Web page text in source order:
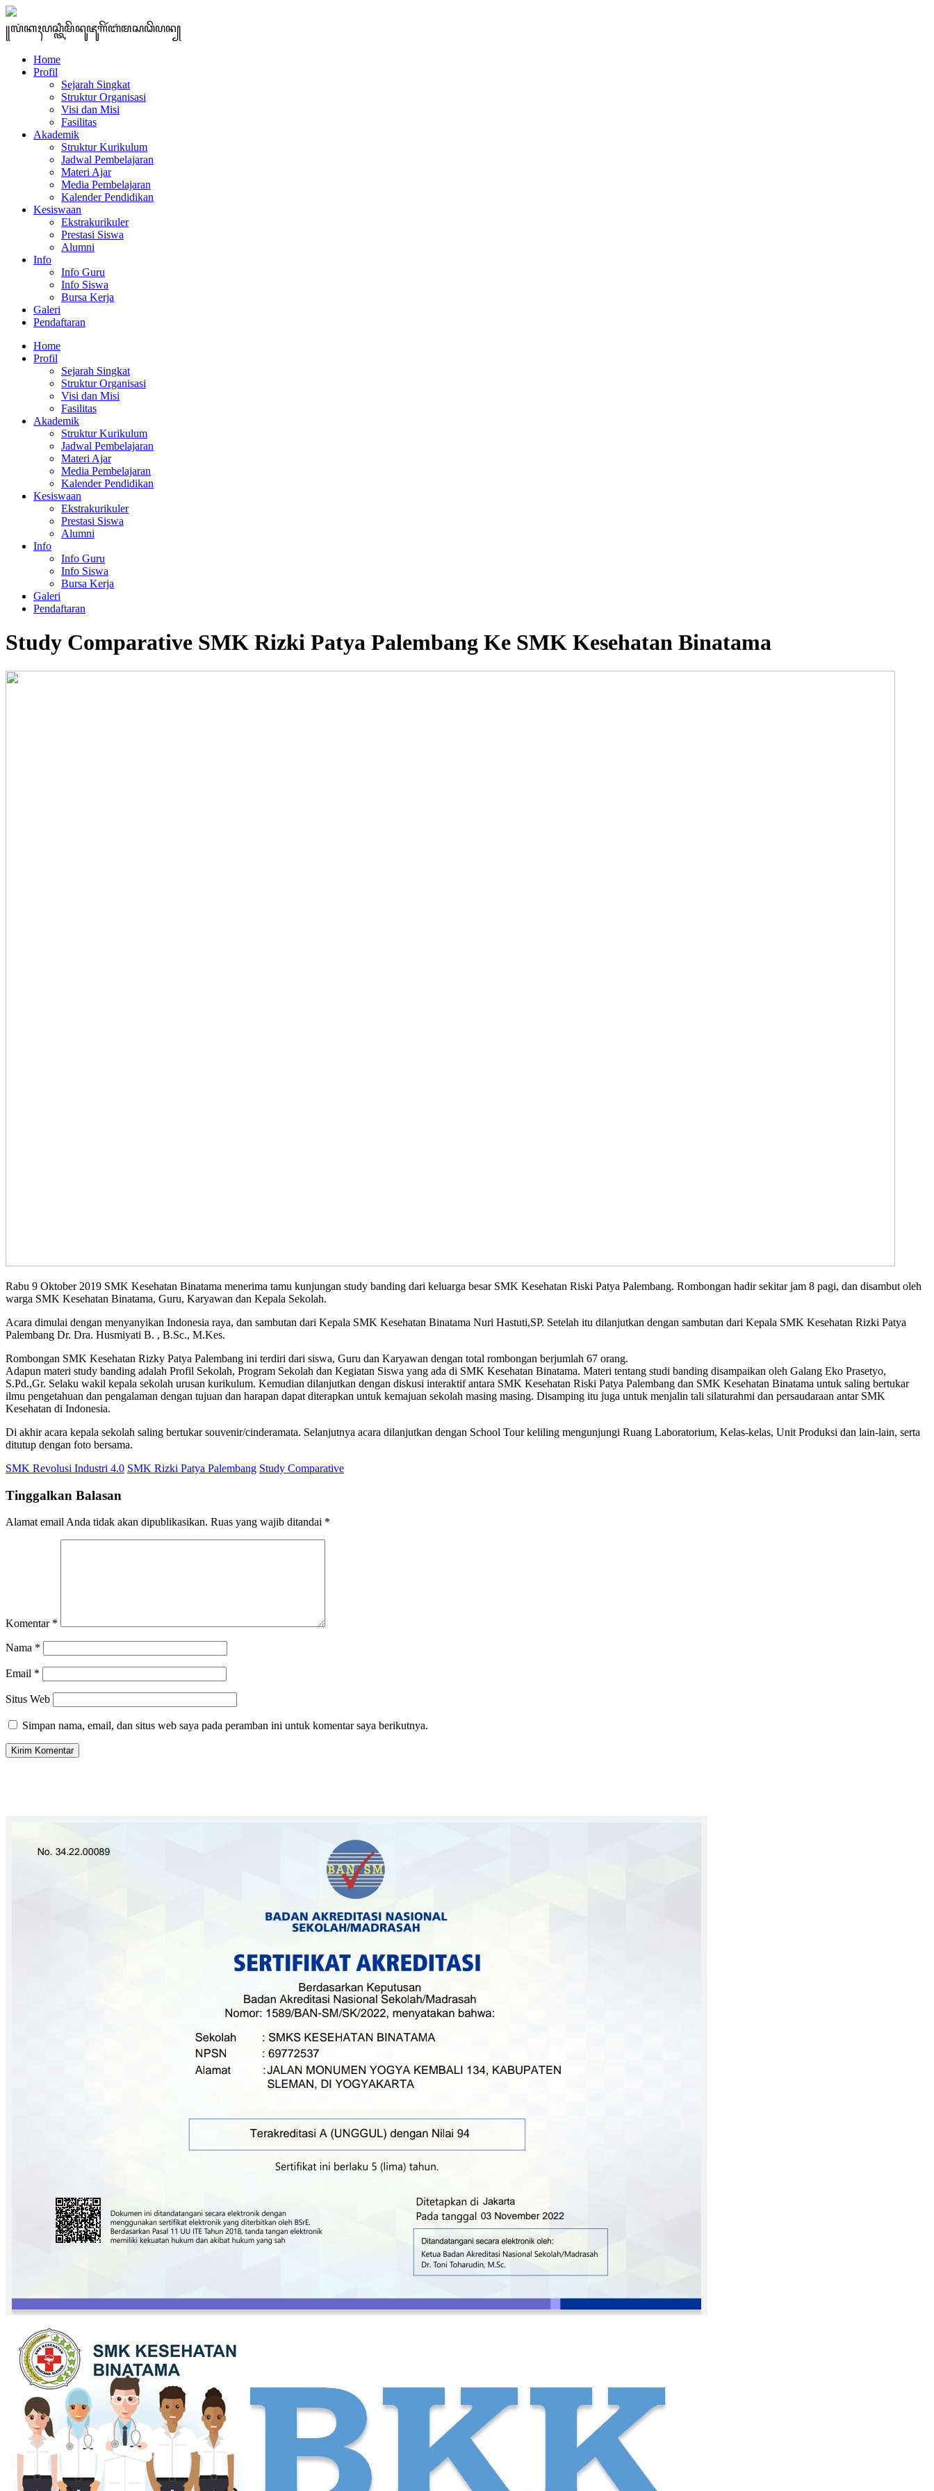
꧋ꦭꦁꦏꦃꦥꦱ꧀ꦠꦶꦩꦼꦤꦸꦗꦸꦒꦼꦂꦧꦁꦩꦱꦣꦼꦥꦤ꧀
Home
Profil
Sejarah Singkat
Struktur Organisasi
Visi dan Misi
Fasilitas
Akademik
Struktur Kurikulum
Jadwal Pembelajaran
Materi Ajar
Media Pembelajaran
Kalender Pendidikan
Kesiswaan
Ekstrakurikuler
Prestasi Siswa
Alumni
Info
Info Guru
Info Siswa
Bursa Kerja
Galeri
Pendaftaran
Home
Profil
Sejarah Singkat
Struktur Organisasi
Visi dan Misi
Fasilitas
Akademik
Struktur Kurikulum
Jadwal Pembelajaran
Materi Ajar
Media Pembelajaran
Kalender Pendidikan
Kesiswaan
Ekstrakurikuler
Prestasi Siswa
Alumni
Info
Info Guru
Info Siswa
Bursa Kerja
Galeri
Pendaftaran
Study Comparative SMK Rizki Patya Palembang Ke SMK Kesehatan Binatama
Rabu 9 Oktober 2019 SMK Kesehatan Binatama menerima tamu kunjungan study banding dari keluarga besar SMK Kesehatan Riski Patya Palembang. Rombongan hadir sekitar jam 8 pagi, dan disambut oleh
warga SMK Kesehatan Binatama, Guru, Karyawan dan Kepala Sekolah.
Acara dimulai dengan menyanyikan Indonesia raya, dan sambutan dari Kepala SMK Kesehatan Binatama Nuri Hastuti,SP. Setelah itu dilanjutkan dengan sambutan dari Kepala SMK Kesehatan Rizki Patya
Palembang Dr. Dra. Husmiyati B. , B.Sc., M.Kes.
Rombongan SMK Kesehatan Rizky Patya Palembang ini terdiri dari siswa, Guru dan Karyawan dengan total rombongan berjumlah 67 orang.
Adapun materi study banding adalah Profil Sekolah, Program Sekolah dan Kegiatan Siswa yang ada di SMK Kesehatan Binatama. Materi tentang studi banding disampaikan oleh Galang Eko Prasetyo,
S.Pd.,Gr. Selaku wakil kepala sekolah urusan kurikulum. Kemudian dilanjutkan dengan diskusi interaktif antara SMK Kesehatan Riski Patya Palembang dan SMK Kesehatan Binatama untuk saling bertukar
ilmu pengetahuan dan pengalaman dengan tujuan dan harapan dapat diterapkan untuk kemajuan sekolah masing masing. Disamping itu juga untuk menjalin tali silaturahmi dan persaudaraan antar SMK
Kesehatan di Indonesia.
Di akhir acara kepala sekolah saling bertukar souvenir/cinderamata. Selanjutnya acara dilanjutkan dengan School Tour keliling mengunjungi Ruang Laboratorium, Kelas-kelas, Unit Produksi dan lain-lain, serta
ditutup dengan foto bersama.
SMK Revolusi Industri 4.0 SMK Rizki Patya Palembang Study Comparative
Tinggalkan Balasan
Alamat email Anda tidak akan dipublikasikan. Ruas yang wajib ditandai *
Komentar *
Nama *
Email *
Situs Web
Simpan nama, email, dan situs web saya pada peramban ini untuk komentar saya berikutnya.